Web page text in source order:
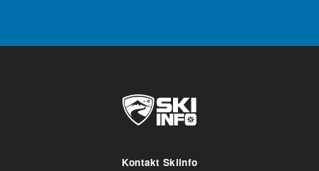
Kontakt Skiinfo